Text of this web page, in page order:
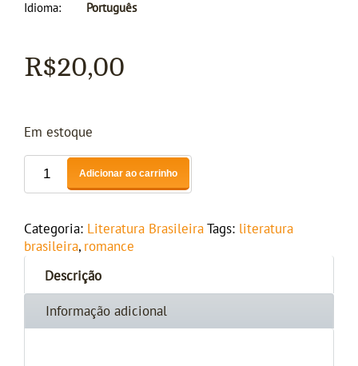
Idioma
Português
R$20,00
Em estoque
Adicionar ao carrinho
Categoria: Literatura Brasileira Tags: literatura
brasileira, romance
Descrição
Informação adicional